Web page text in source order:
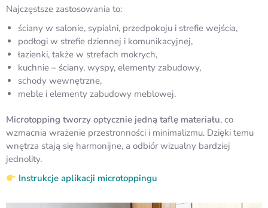
Najczęstsze zastosowania to:
ściany w salonie, sypialni, przedpokoju i strefie wejścia,
podłogi w strefie dziennej i komunikacyjnej,
łazienki, także w strefach mokrych,
kuchnie – ściany, wyspy, elementy zabudowy,
schody wewnętrzne,
meble i elementy zabudowy meblowej.
Microtopping tworzy optycznie jedną taflę materiału, co
wzmacnia wrażenie przestronności i minimalizmu. Dzięki temu
wnętrza stają się harmonijne, a odbiór wizualny bardziej
jednolity.
Instrukcje aplikacji microtoppingu